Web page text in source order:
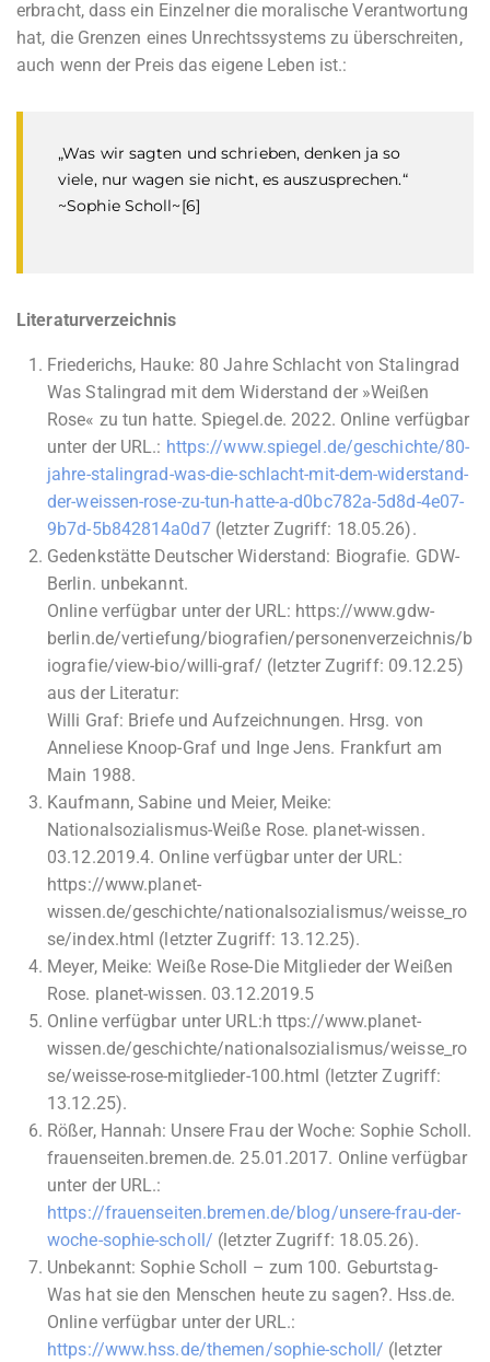
erbracht, dass ein Einzelner die moralische Verantwortung
hat, die Grenzen eines Unrechtssystems zu überschreiten,
auch wenn der Preis das eigene Leben ist.:
„Was wir sagten und schrieben, denken ja so
viele, nur wagen sie nicht, es auszusprechen.“
~Sophie Scholl~[6]
Literaturverzeichnis
Friederichs, Hauke: 80 Jahre Schlacht von Stalingrad
Was Stalingrad mit dem Widerstand der »Weißen
Rose« zu tun hatte. Spiegel.de. 2022. Online verfügbar
unter der URL.: https://www.spiegel.de/geschichte/80-
jahre-stalingrad-was-die-schlacht-mit-dem-widerstand-
der-weissen-rose-zu-tun-hatte-a-d0bc782a-5d8d-4e07-
9b7d-5b842814a0d7(letzter Zugriff: 18.05.26).
Gedenkstätte Deutscher Widerstand: Biografie. GDW-
Berlin. unbekannt.
Online verfügbar unter der URL: https://www.gdw-
berlin.de/vertiefung/biografien/personenverzeichnis/b
iografie/view-bio/willi-graf/ (letzter Zugriff: 09.12.25)
aus der Literatur:
Willi Graf: Briefe und Aufzeichnungen. Hrsg. von
Anneliese Knoop-Graf und Inge Jens. Frankfurt am
Main 1988.
Kaufmann, Sabine und Meier, Meike:
Nationalsozialismus-Weiße Rose. planet-wissen.
03.12.2019.4. Online verfügbar unter der URL:
https://www.planet-
wissen.de/geschichte/nationalsozialismus/weisse_ro
se/index.html (letzter Zugriff: 13.12.25).
Meyer, Meike: Weiße Rose-Die Mitglieder der Weißen
Rose. planet-wissen. 03.12.2019.5
Online verfügbar unter URL:h ttps://www.planet-
wissen.de/geschichte/nationalsozialismus/weisse_ro
se/weisse-rose-mitglieder-100.html (letzter Zugriff:
13.12.25).
Rößer, Hannah: Unsere Frau der Woche: Sophie Scholl.
frauenseiten.bremen.de. 25.01.2017. Online verfügbar
unter der URL.:
https://frauenseiten.bremen.de/blog/unsere-frau-der-
woche-sophie-scholl/ (letzter Zugriff: 18.05.26).
Unbekannt: Sophie Scholl – zum 100. Geburtstag-
Was hat sie den Menschen heute zu sagen?. Hss.de.
Online verfügbar unter der URL.:
https://www.hss.de/themen/sophie-scholl/ (letzter